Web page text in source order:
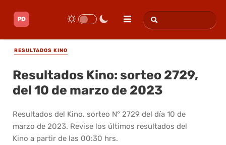
RESULTADOS KINO
Resultados Kino: sorteo 2729,
del 10 de marzo de 2023
Resultados del Kino, sorteo N° 2729 del día 10 de
marzo de 2023. Revise los últimos resultados del
Kino a partir de las 00:30 hrs.